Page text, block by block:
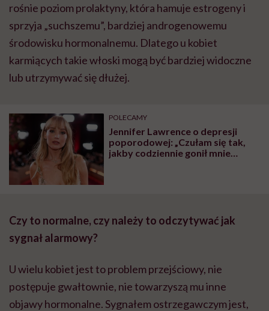
rośnie poziom prolaktyny, która hamuje estrogeny i
sprzyja „suchszemu”, bardziej androgenowemu
środowisku hormonalnemu. Dlatego u kobiet
karmiących takie włoski mogą być bardziej widoczne
lub utrzymywać się dłużej.
POLECAMY
Jennifer Lawrence o depresji
poporodowej: „Czułam się tak,
jakby codziennie gonił mnie
Czy to normalne, czy należy to odczytywać jak
sygnał alarmowy?
U wielu kobiet jest to problem przejściowy, nie
postępuje gwałtownie, nie towarzyszą mu inne
objawy hormonalne. Sygnałem ostrzegawczym jest,